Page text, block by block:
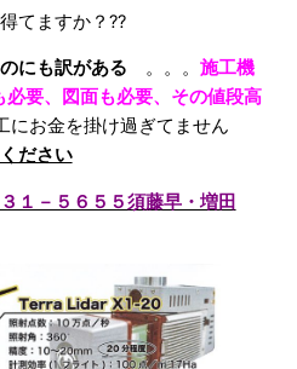
てますか？??
にも訳がある 。。。 施工機
要、図面も必要、その値段高
にお金を掛け過ぎてません
ださい
１－５６５５須藤早・増田